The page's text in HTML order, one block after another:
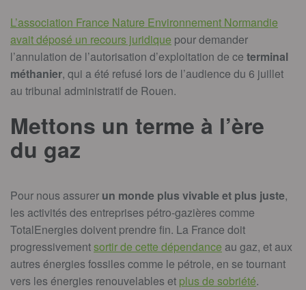
L’association France Nature Environnement Normandie
avait déposé un recours juridique pour demander
l’annulation de l’autorisation d’exploitation de ce terminal
méthanier, qui a été refusé lors de l’audience du 6 juillet
au tribunal administratif de Rouen.
Mettons un terme à l’ère
du gaz
Pour nous assurer un monde plus vivable et plus juste,
les activités des entreprises pétro-gazières comme
TotalEnergies doivent prendre fin. La France doit
progressivementsortir de cette dépendance au gaz, et aux
autres énergies fossiles comme le pétrole, en se tournant
vers les énergies renouvelables et plus de sobriété.